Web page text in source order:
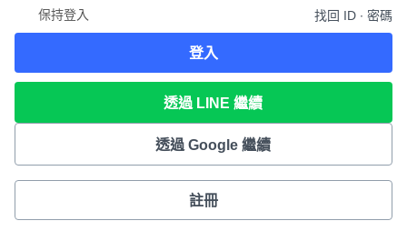
保持登入 找回 ID ∙ 密碼
登入
透過 LINE 繼續
透過 Google 繼續
註冊